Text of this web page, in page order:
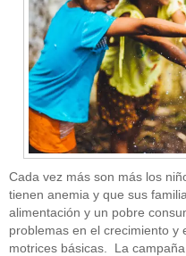
Cada vez más son más los
tienen anemia y que sus
alimentación y un pobre
problemas en el crecimiento y
motrices básicas. La